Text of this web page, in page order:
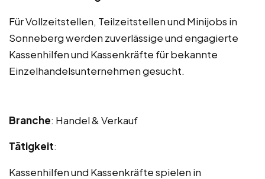
Für Vollzeitstellen, Teilzeitstellen und Minijobs in
Sonneberg werden zuverlässige und engagierte
Kassenhilfen und Kassenkräfte für bekannte
Einzelhandelsunternehmen gesucht.
Branche: Handel & Verkauf
Tätigkeit:
Kassenhilfen und Kassenkräfte spielen in